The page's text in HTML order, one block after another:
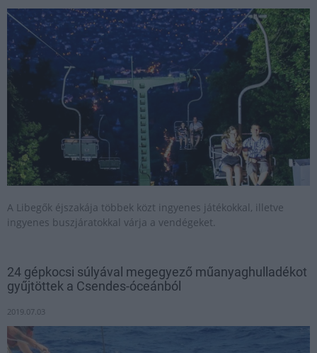
A Libegők éjszakája többek közt ingyenes játékokkal, illetve
ingyenes buszjáratokkal várja a vendégeket.
24 gépkocsi súlyával megegyező műanyaghulladékot
gyűjtöttek a Csendes-óceánból
2019.07.03